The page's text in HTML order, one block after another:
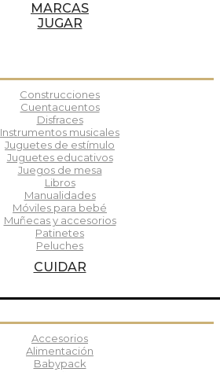
MARCAS
JUGAR
Construcciones
Cuentacuentos
Disfraces
Instrumentos musicales
Juguetes de estímulo
Juguetes educativos
Juegos de mesa
Libros
Manualidades
Móviles para bebé
Muñecas y accesorios
Patinetes
Peluches
CUIDAR
Accesorios
Alimentación
Babypack